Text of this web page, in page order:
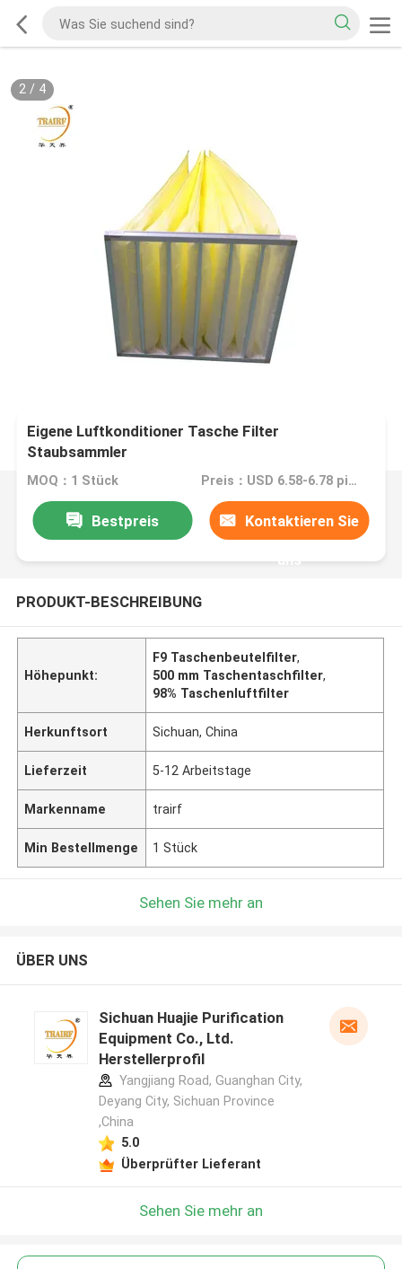
2/ 4
Eigene Luftkonditioner Tasche Filter
Staubsammler
MOQ：1 Stück Preis：USD 6.58-6.78 piece
Bestpreis Kontaktieren Sie
uns
PRODUKT-BESCHREIBUNG
Höhepunkt:
F9 Taschenbeutelfilter,
500 mm Taschentaschfilter,
98% Taschenluftfilter
Herkunftsort Sichuan, China
Lieferzeit 5-12 Arbeitstage
Markenname trairf
Min Bestellmenge 1 Stück
Sehen Sie mehr an
ÜBER UNS
Sichuan Huajie Purification
Equipment Co., Ltd.
Herstellerprofil
Yangjiang Road, Guanghan City,
Deyang City, Sichuan Province
,China
5.0
Überprüfter Lieferant
Sehen Sie mehr an